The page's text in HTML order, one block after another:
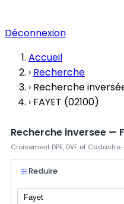
Déconnexion
Accueil
› Recherche
› Recherche
› FAYET (02100)
Recherche inversee —
Croisement DPE, DVF et
Reduire